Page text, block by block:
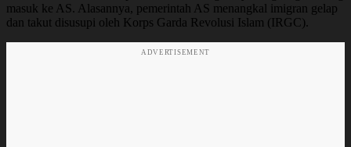
masuk ke AS. Alasannya, pemerintah AS menangkal imigran gelap
dan takut disusupi oleh Korps Garda Revolusi Islam (IRGC).
ADVERTISEMENT